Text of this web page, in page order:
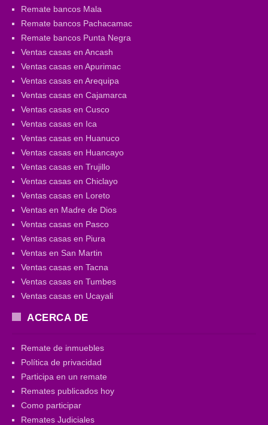
Remate bancos Mala
Remate bancos Pachacamac
Remate bancos Punta Negra
Ventas casas en Ancash
Ventas casas en Apurimac
Ventas casas en Arequipa
Ventas casas en Cajamarca
Ventas casas en Cusco
Ventas casas en Ica
Ventas casas en Huanuco
Ventas casas en Huancayo
Ventas casas en Trujillo
Ventas casas en Chiclayo
Ventas casas en Loreto
Ventas en Madre de Dios
Ventas casas en Pasco
Ventas casas en Piura
Ventas en San Martin
Ventas casas en Tacna
Ventas casas en Tumbes
Ventas casas en Ucayali
ACERCA DE
Remate de inmuebles
Política de privacidad
Participa en un remate
Remates publicados hoy
Como participar
Remates Judiciales